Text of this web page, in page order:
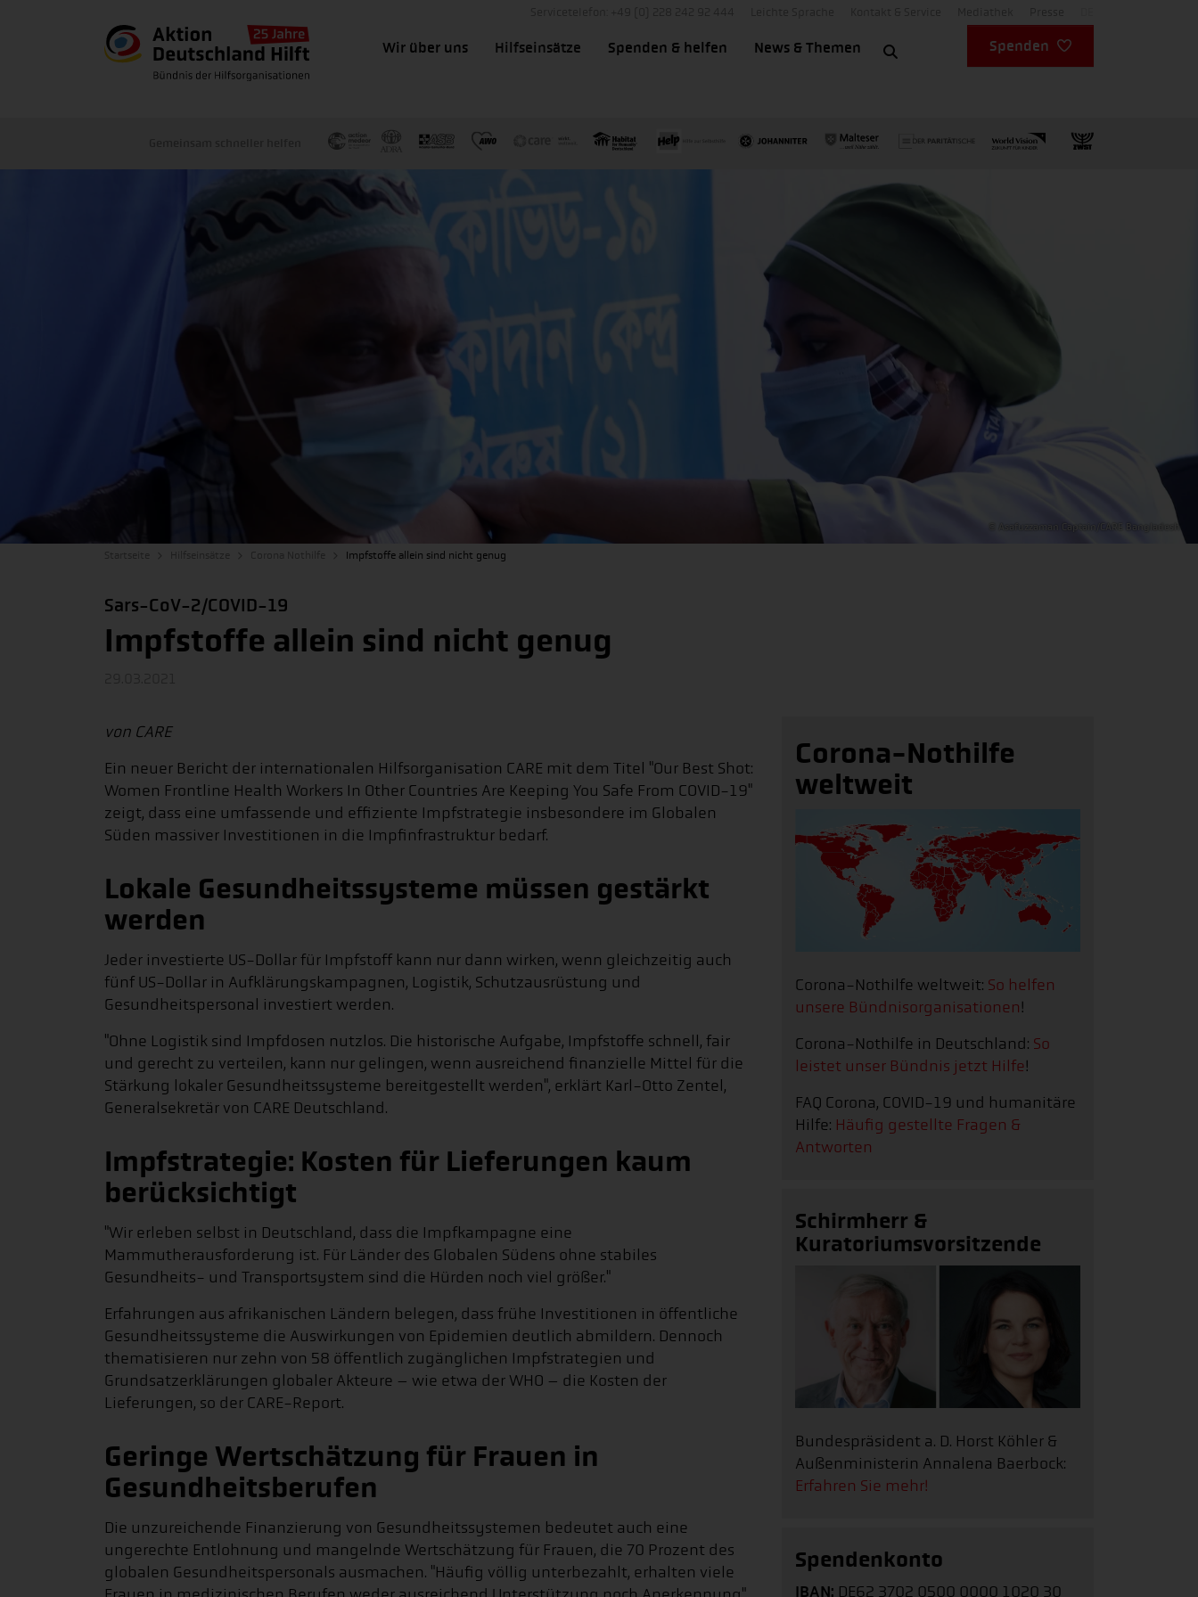
Wir über uns Hilfseinsätze Spenden & helfen News & Themen Spenden
© Asafuzzaman Captain/CARE Bangladesh
Impfstoffe allein sind nicht genug
Sars-CoV-2/COVID-19
Impfstoffe allein sind nicht genug
von CARE
Ein neuer Bericht der internationalen Hilfsorganisation CARE mit dem Titel "Our Best Shot:
Women Frontline Health Workers In Other Countries Are Keeping You Safe From COVID-19"
zeigt, dass eine umfassende und effiziente Impfstrategie insbesondere im Globalen
Süden massiver Investitionen in die Impfinfrastruktur bedarf.
Lokale Gesundheitssysteme müssen gestärkt
werden
Jeder investierte US-Dollar für Impfstoff kann nur dann wirken, wenn gleichzeitig auch
fünf US-Dollar in Aufklärungskampagnen, Logistik, Schutzausrüstung und
Gesundheitspersonal investiert werden.
"Ohne Logistik sind Impfdosen nutzlos. Die historische Aufgabe, Impfstoffe schnell, fair
und gerecht zu verteilen, kann nur gelingen, wenn ausreichend finanzielle Mittel für die
Stärkung lokaler Gesundheitssysteme bereitgestellt werden", erklärt Karl-Otto Zentel,
Generalsekretär von CARE Deutschland.
Impfstrategie: Kosten für Lieferungen kaum
berücksichtigt
"Wir erleben selbst in Deutschland, dass die Impfkampagne eine
Mammutherausforderung ist. Für Länder des Globalen Südens ohne stabiles
Gesundheits- und Transportsystem sind die Hürden noch viel größer."
Erfahrungen aus afrikanischen Ländern belegen, dass frühe Investitionen in öffentliche
Gesundheitssysteme die Auswirkungen von Epidemien deutlich abmildern. Dennoch
thematisieren nur zehn von 58 öffentlich zugänglichen Impfstrategien und
Grundsatzerklärungen globaler Akteure – wie etwa der WHO – die Kosten der
Lieferungen, so der CARE-Report.
Geringe Wertschätzung für Frauen in
Gesundheitsberufen
Die unzureichende Finanzierung von Gesundheitssystemen bedeutet auch eine
ungerechte Entlohnung und mangelnde Wertschätzung für Frauen, die 70 Prozent des
globalen Gesundheitspersonals ausmachen. "Häufig völlig unterbezahlt, erhalten viele
Corona-Nothilfe
weltweit
Corona-Nothilfe weltweit: So helfen
unsere Bündnisorganisationen!
Corona-Nothilfe in Deutschland: So
leistet unser Bündnis jetzt Hilfe!
FAQ Corona, COVID-19 und humanitäre
Hilfe: Häufig gestellte Fragen &
Antworten
Schirmherr &
Kuratoriumsvorsitzende
Bundespräsident a. D. Horst Köhler &
Außenministerin Annalena Baerbock:
Erfahren Sie mehr!
Spendenkonto
IBAN: DE62 3702 0500 0000 1020 30